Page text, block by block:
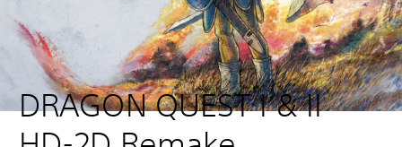
DRAGON QUEST I & II